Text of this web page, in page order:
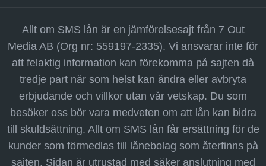
Allt om SMS lån är en jämförelsesajt från 7 Out
Media AB (Org nr: 559197-2335). Vi ansvarar inte för
att felaktig information kan förekomma på sajten då
tredje part när som helst kan ändra eller avbryta
erbjudande och villkor utan vår vetskap. Du som
besöker oss bör vara medveten om att lån kan bidra
till skuldsättning. Allt om SMS lån får ersättning för de
kunder som förmedlas till lånebolag som återfinns på
sajten. Sidan är utrustad med säker anslutning med